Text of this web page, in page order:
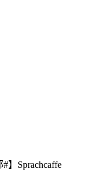
】Sprachcaffe